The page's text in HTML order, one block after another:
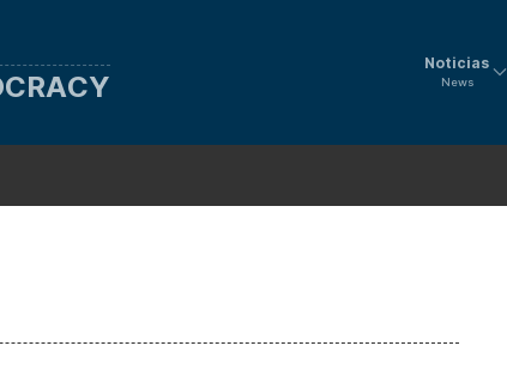
Noticias
News